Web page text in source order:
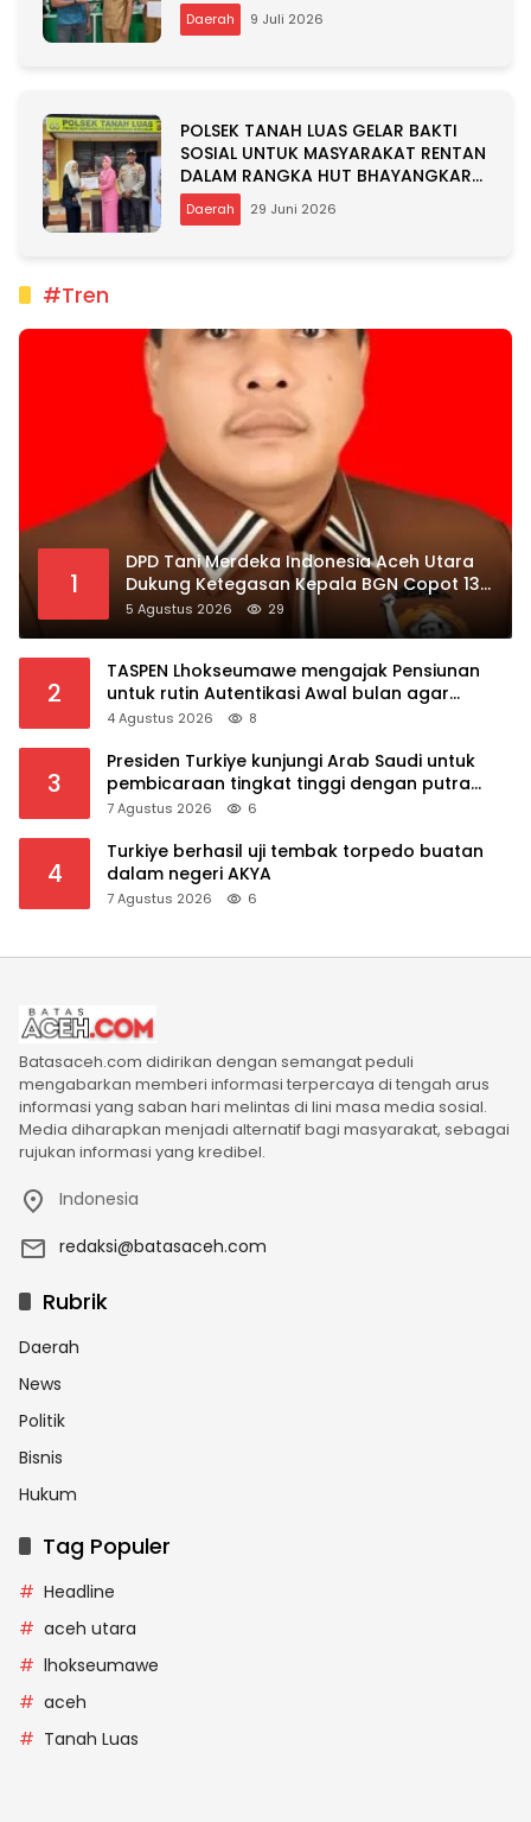
Daerah 9 Juli 2026
POLSEK TANAH LUAS GELAR BAKTI
SOSIAL UNTUK MASYARAKAT RENTAN
DALAM RANGKA HUT BHAYANGKARA
KE-80
Daerah 29 Juni 2026
#Tren
1
DPD Tani Merdeka Indonesia Aceh Utara
Dukung Ketegasan Kepala BGN Copot 137
Kepala SPPG
5 Agustus 2026 29
2
TASPEN Lhokseumawe mengajak Pensiunan
untuk rutin Autentikasi Awal bulan agar
Manfaat Pensiun tetap Lancar
4 Agustus 2026 8
3
Presiden Turkiye kunjungi Arab Saudi untuk
pembicaraan tingkat tinggi dengan putra
mahkota Saudi dan PM Pakistan
7 Agustus 2026 6
4
Turkiye berhasil uji tembak torpedo buatan
dalam negeri AKYA
7 Agustus 2026 6
Batasaceh.com didirikan dengan semangat peduli
mengabarkan memberi informasi terpercaya di tengah arus
informasi yang saban hari melintas di lini masa media sosial.
Media diharapkan menjadi alternatif bagi masyarakat, sebagai
rujukan informasi yang kredibel.
Indonesia
redaksi@batasaceh.com
Rubrik
Daerah
News
Politik
Bisnis
Hukum
Tag Populer
Headline
aceh utara
lhokseumawe
aceh
Tanah Luas